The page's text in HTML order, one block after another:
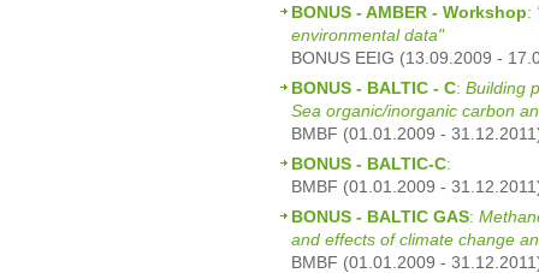
BONUS - AMBER - Workshop:
environmental data"
BONUS EEIG (13.09.2009 -
BONUS - BALTIC - C: Building
Sea organic/inorganic carbon
BMBF (01.01.2009 -
BONUS - BALTIC-C:
BMBF (01.01.2009 -
BONUS - BALTIC GAS:
and effects of climate change
BMBF (01.01.2009 -